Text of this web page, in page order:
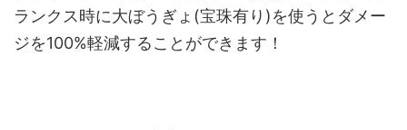
ランクス時に大ぼうぎょ(宝珠有り)を使うとダメー
ジを100%軽減することができます！